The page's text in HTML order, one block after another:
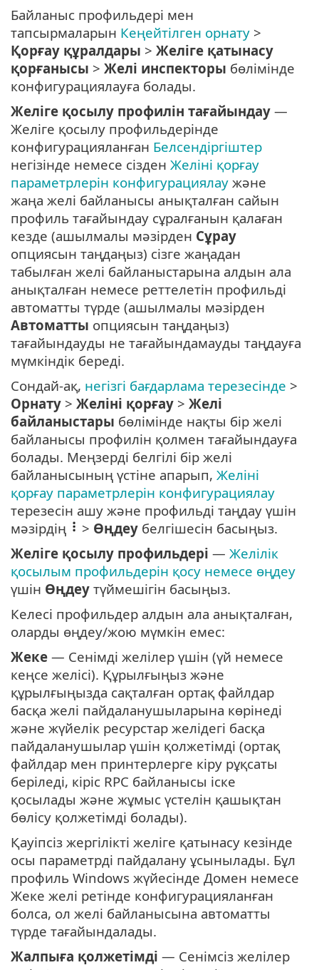
Байланыс профильдері мен
тапсырмаларын Кеңейтілген орнату >
Қорғау құралдары > Желіге қатынасу
қорғанысы > Желі инспекторы бөлімінде
конфигурациялауға болады.
Желіге қосылу профилін тағайындау —
Желіге қосылу профильдерінде
конфигурацияланған Белсендіргіштер
негізінде немесе сізден Желіні қорғау
параметрлерін конфигурациялау және
жаңа желі байланысы анықталған сайын
профиль тағайындау сұралғанын қалаған
кезде (ашылмалы мәзірден Сұрау
опциясын таңдаңыз) сізге жаңадан
табылған желі байланыстарына алдын ала
анықталған немесе реттелетін профильді
автоматты түрде (ашылмалы мәзірден
Автоматты опциясын таңдаңыз)
тағайындауды не тағайындамауды таңдауға
мүмкіндік береді.
Сондай-ақ, негізгі бағдарлама терезесінде >
Орнату > Желіні қорғау > Желі
байланыстары бөлімінде нақты бір желі
байланысы профилін қолмен тағайындауға
болады. Меңзерді белгілі бір желі
байланысының үстіне апарып, Желіні
қорғау параметрлерін конфигурациялау
терезесін ашу және профильді таңдау үшін
мәзірдің
> Өңдеу белгішесін басыңыз.
Желіге қосылу профильдері — Желілік
қосылым профильдерін қосу немесе өңдеу
үшін Өңдеу түймешігін басыңыз.
Келесі профильдер алдын ала анықталған,
оларды өңдеу/жою мүмкін емес:
Жеке — Сенімді желілер үшін (үй немесе
кеңсе желісі). Құрылғыңыз және
құрылғыңызда сақталған ортақ файлдар
басқа желі пайдаланушыларына көрінеді
және жүйелік ресурстар желідегі басқа
пайдаланушылар үшін қолжетімді (ортақ
файлдар мен принтерлерге кіру рұқсаты
беріледі, кіріс RPC байланысы іске
қосылады және жұмыс үстелін қашықтан
бөлісу қолжетімді болады).
Қауіпсіз жергілікті желіге қатынасу кезінде
осы параметрді пайдалану ұсынылады. Бұл
профиль Windows жүйесінде Домен немесе
Жеке желі ретінде конфигурацияланған
болса, ол желі байланысына автоматты
түрде тағайындалады.
Жалпыға қолжетімді — Сенімсіз желілер